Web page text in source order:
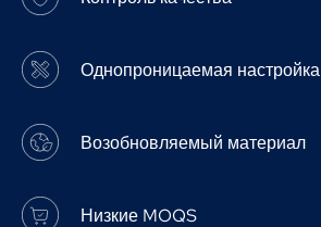
Однопроницаемая настройка
Возобновляемый материал
Низкие MOQS